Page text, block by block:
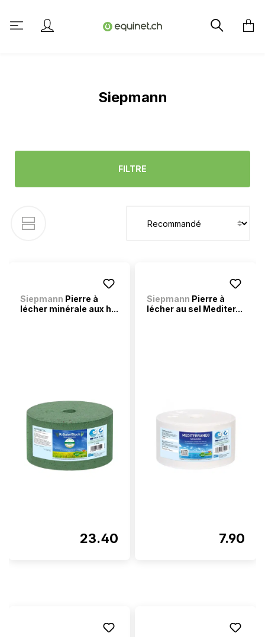
Siepmann
FILTRE
Siepmann Pierre à
lécher minérale aux h...
23.40
Siepmann Pierre à
lécher au sel Mediter...
7.90